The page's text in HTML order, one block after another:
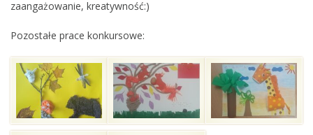
zaangażowanie, kreatywność:)
Pozostałe prace konkursowe: